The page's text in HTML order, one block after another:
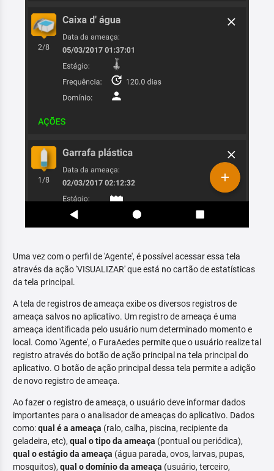
Uma vez com o perfil de 'Agente', é possível acessar essa tela
através da ação 'VISUALIZAR' que está no cartão de estatísticas
da tela principal.
A tela de registros de ameaça exibe os diversos registros de
ameaça salvos no aplicativo. Um registro de ameaça é uma
ameaça identificada pelo usuário num determinado momento e
local. Como 'Agente', o FuraAedes permite que o usuário realize tal
registro através do botão de ação principal na tela principal do
aplicativo. O botão de ação principal dessa tela permite a adição
de novo registro de ameaça.
Ao fazer o registro de ameaça, o usuário deve informar dados
importantes para o analisador de ameaças do aplicativo. Dados
como:qual é a ameaça (ralo, calha, piscina, recipiente da
geladeira, etc), qual o tipo da ameaça (pontual ou periódica),
qual o estágio da ameaça (água parada, ovos, larvas, pupas,
mosquitos), qual o domínio da ameaça (usuário, terceiro,